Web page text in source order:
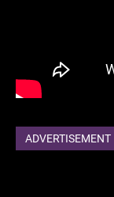
ADVERTISEMENT